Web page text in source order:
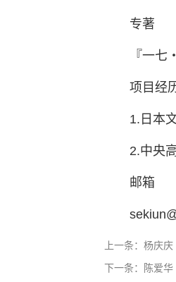
专著
『一
项目经
1.日本
2.中央
邮箱
上一条： 杨庆庆
下一条：
陈爱华